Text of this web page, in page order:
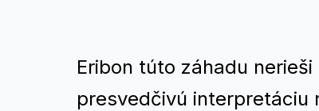
Eribon túto záhadu
presvedčivú interpretáciu